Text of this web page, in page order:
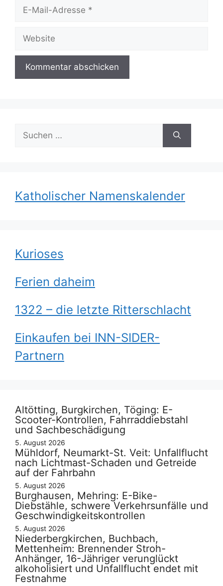
Mail-
nach:
Katholischer Namenskalender
Kurioses
Ferien daheim
1322 – die letzte Ritterschlacht
Einkaufen bei INN-SIDER-
Partnern
Altötting, Burgkirchen, Töging: E-
Scooter-Kontrollen, Fahrraddiebstahl
und Sachbeschädigung
5. August 2026
Mühldorf, Neumarkt-St. Veit: Unfallflucht
nach Lichtmast-Schaden und Getreide
auf der Fahrbahn
5. August 2026
Burghausen, Mehring: E-Bike-
Diebstähle, schwere Verkehrsunfälle und
Geschwindigkeitskontrollen
5. August 2026
Niederbergkirchen, Buchbach,
Mettenheim: Brennender Stroh-
Anhänger, 16-Jähriger verunglückt
alkoholisiert und Unfallflucht endet mit
Festnahme